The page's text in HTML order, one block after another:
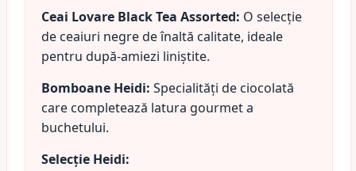
Ceai Lovare Black Tea Assorted: O selecție
de ceaiuri negre de înaltă calitate, ideale
pentru după-amiezi liniștite.
Bomboane Heidi: Specialități de ciocolată
care completează latura gourmet a
buchetului.
Selecție Heidi: